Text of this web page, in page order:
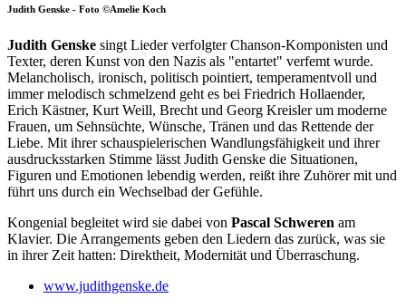
Judith Genske - Foto ©Amelie Koch
Judith Genske singt Lieder verfolgter Chanson-Komponisten und
Texter, deren Kunst von den Nazis als "entartet" verfemt wurde.
Melancholisch, ironisch, politisch pointiert, temperamentvoll und
immer melodisch schmelzend geht es bei Friedrich Hollaender,
Erich Kästner, Kurt Weill, Brecht und Georg Kreisler um moderne
Frauen, um Sehnsüchte, Wünsche, Tränen und das Rettende der
Liebe. Mit ihrer schauspielerischen Wandlungsfähigkeit und ihrer
ausdrucksstarken Stimme lässt Judith Genske die Situationen,
Figuren und Emotionen lebendig werden, reißt ihre Zuhörer mit und
führt uns durch ein Wechselbad der Gefühle.
Kongenial begleitet wird sie dabei von Pascal Schweren am
Klavier. Die Arrangements geben den Liedern das zurück, was sie
in ihrer Zeit hatten: Direktheit, Modernität und Überraschung.
www.judithgenske.de